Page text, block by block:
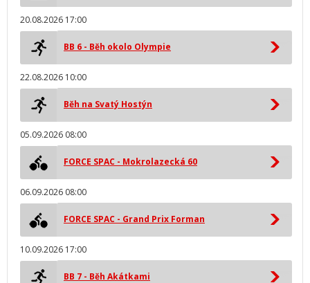
20.08.2026 17:00
BB 6 - Běh okolo Olympie
22.08.2026 10:00
Běh na Svatý Hostýn
05.09.2026 08:00
FORCE SPAC - Mokrolazecká 60
06.09.2026 08:00
FORCE SPAC - Grand Prix Forman
10.09.2026 17:00
BB 7 - Běh Akátkami